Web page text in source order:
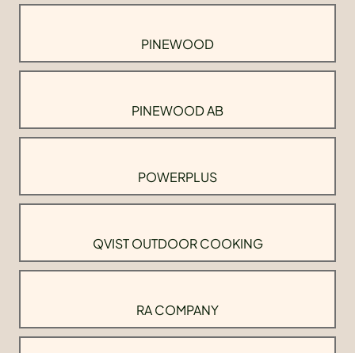
PINEWOOD
PINEWOOD AB
POWERPLUS
QVIST OUTDOOR COOKING
RA COMPANY